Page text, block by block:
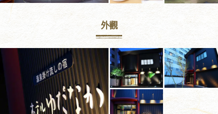
外觀